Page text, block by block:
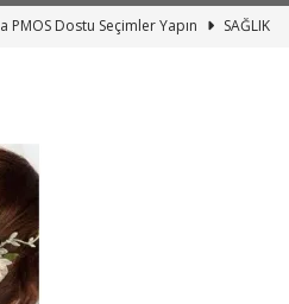
PMOS Dostu Seçimler Yapın
SAĞLIK
Birleştiren Ruhu Memorial Sanat
Karadeniz Ezgileriyle Coşturdu
Yönetmen Jüri Başkanı Oldu – Web